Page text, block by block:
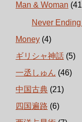
Man & Woman
Never
Money (4)
ギリシャ神話 (5)
一丞しゅん (46)
中国古典 (21)
四国遍路 (6)